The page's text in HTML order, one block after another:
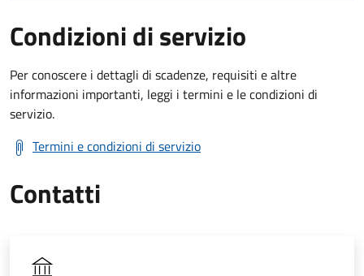
Condizioni di servizio
Per conoscere i dettagli di scadenze, requisiti e altre
informazioni importanti, leggi i termini e le condizioni di
servizio.
Termini e condizioni di servizio
Contatti